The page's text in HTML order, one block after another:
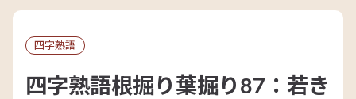
四字熟語
四字熟語根掘り葉掘り87：若き